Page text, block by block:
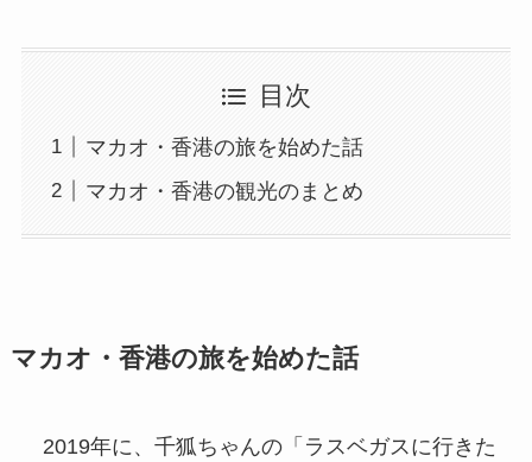
目次
マカオ・香港の旅を始めた話
マカオ・香港の観光のまとめ
マカオ・香港の旅を始めた話
2019年に、千狐ちゃんの「ラスベガスに行きた